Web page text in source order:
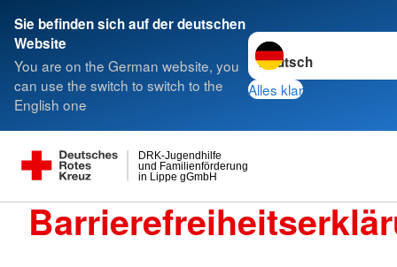
Sie befinden sich auf der deutschen
Website
You are on the German website, you
can use the switch to switch to the
English one
Sprache wechseln zu
Alles klar
in Lippe gGmbH
und Familienförderung
DRK-Jugendhilfe